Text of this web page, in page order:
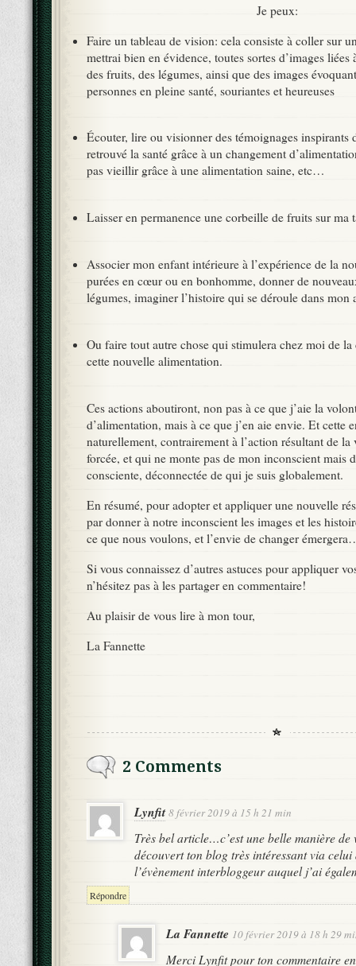
Je peux:
Faire un tableau de vision: cela consiste à coller sur
mettrai bien en évidence, toutes sortes d’images
des fruits, des légumes, ainsi que des images
personnes en pleine santé, souriantes et heureuses
Écouter, lire ou visionner des témoignages inspirants
retrouvé la santé grâce à un changement
pas vieillir grâce à une alimentation saine, etc…
Laisser en permanence une corbeille de fruits sur ma
Associer mon enfant intérieure à l’expérience de la
purées en cœur ou en bonhomme, donner de
légumes, imaginer l’histoire qui se déroule dans
Ou faire tout autre chose qui stimulera chez moi de
cette nouvelle alimentation.
Ces actions aboutiront, non pas à ce que j’aie la
d’alimentation, mais à ce que j’en aie envie. Et cette
naturellement, contrairement à l’action résultant de
forcée, et qui ne monte pas de mon inconscient mais
consciente, déconnectée de qui je suis globalement.
En résumé, pour adopter et appliquer une nouvelle
par donner à notre inconscient les images et les
ce que nous voulons, et l’envie de changer
Si vous connaissez d’autres astuces pour appliquer
n’hésitez pas à les partager en commentaire!
Au plaisir de vous lire à mon tour,
La Fannette
2 Comments
Lynfit 8 février 2019 à 15 h 21 min
Très bel article…c’est une belle manière
découvert ton blog très intéressant via
l’évènement interbloggeur auquel j’ai
Répondre
La Fannette 10 février 2019 à 18 h 29
Merci Lynfit pour ton commentaire